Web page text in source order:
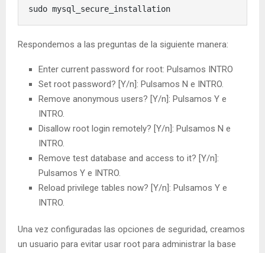
sudo mysql_secure_installation
Respondemos a las preguntas de la siguiente manera:
Enter current password for root: Pulsamos INTRO
Set root password? [Y/n]: Pulsamos N e INTRO.
Remove anonymous users? [Y/n]: Pulsamos Y e
INTRO.
Disallow root login remotely? [Y/n]: Pulsamos N e
INTRO.
Remove test database and access to it? [Y/n]:
Pulsamos Y e INTRO.
Reload privilege tables now? [Y/n]: Pulsamos Y e
INTRO.
Una vez configuradas las opciones de seguridad, creamos
un usuario para evitar usar root para administrar la base